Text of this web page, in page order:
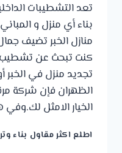
تعد التشطيبات
بناء أي منزل و
منازل الخبر تضيف
كنت تبحث عن تشطيب
تجديد منزل في الخبر
الظهران فإن شركة
الخيار الامثل لك.وفي
اطلع اكثر مقاول بناء